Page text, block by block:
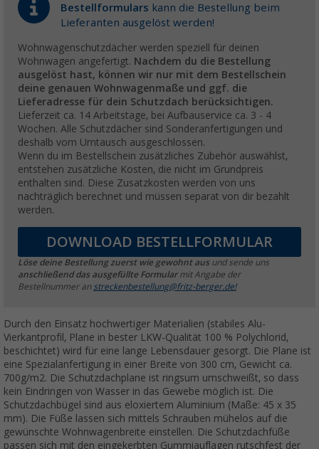
Bestellformulars kann die Bestellung beim
Lieferanten ausgelöst werden!
Wohnwagenschutzdächer werden speziell für deinen
Wohnwagen angefertigt. Nachdem du die Bestellung
ausgelöst hast, können wir nur mit dem Bestellschein
deine genauen Wohnwagenmaße und ggf. die
Lieferadresse für dein Schutzdach berücksichtigen.
Lieferzeit ca. 14 Arbeitstage, bei Aufbauservice ca. 3 - 4
Wochen. Alle Schutzdächer sind Sonderanfertigungen und
deshalb vom Umtausch ausgeschlossen.
Wenn du im Bestellschein zusätzliches Zubehör auswählst,
entstehen zusätzliche Kosten, die nicht im Grundpreis
enthalten sind. Diese Zusatzkosten werden von uns
nachträglich berechnet und müssen separat von dir bezahlt
werden.
DOWNLOAD BESTELLFORMULAR
Löse deine Bestellung zuerst wie gewohnt aus und sende uns
anschließend das ausgefüllte Formularmit Angabe der
Bestellnummer an streckenbestellung@fritz-berger.de!
Durch den Einsatz hochwertiger Materialien (stabiles Alu-
Vierkantprofil, Plane in bester LKW-Qualität 100 % Polychlorid,
beschichtet) wird für eine lange Lebensdauer gesorgt. Die Plane ist
eine Spezialanfertigung in einer Breite von 300 cm, Gewicht ca.
700g/m2. Die Schutzdachplane ist ringsum umschweißt, so dass
kein Eindringen von Wasser in das Gewebe möglich ist. Die
Schutzdachbügel sind aus eloxiertem Aluminium (Maße: 45 x 35
mm). Die Füße lassen sich mittels Schrauben mühelos auf die
gewünschte Wohnwagenbreite einstellen. Die Schutzdachfüße
passen sich mit den eingekerbten Gummiauflagen rutschfest der